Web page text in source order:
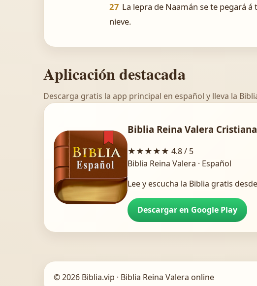
27 La lepra de Naamán se te pegará
nieve.
Aplicación destacada
Descarga gratis la app principal en español y lleva la
Biblia Reina Valera Cristiana
★★★★★ 4.8 / 5
Biblia Reina Valera · Español
Lee y escucha la Biblia gratis
Descargar en Google Play
© 2026 Biblia.vip · Biblia Reina Valera online